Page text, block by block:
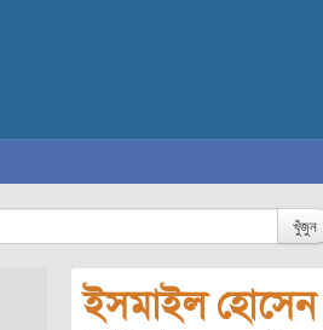
খুঁজুন
ইসমাইল হোসেন